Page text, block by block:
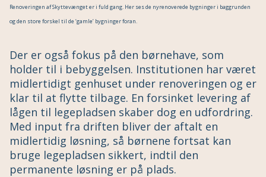
Renoveringen af Skyttevænget er i fuld gang. Her ses de nyrenoverede bygninger i baggrunden
og den store forskel til de ‘gamle’ bygninger foran.
Der er også fokus på den børnehave, som
holder til i bebyggelsen. Institutionen har været
midlertidigt genhuset under renoveringen og er
klar til at flytte tilbage. En forsinket levering af
lågen til legepladsen skaber dog en udfordring.
Med input fra driften bliver der aftalt en
midlertidig løsning, så børnene fortsat kan
bruge legepladsen sikkert, indtil den
permanente løsning er på plads.